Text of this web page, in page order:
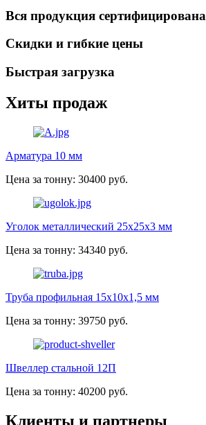
Вся продукция сертифицирована
Скидки и гибкие цены
Быстрая загрузка
Хиты продаж
Арматура 10 мм
Цена за тонну: 30400 руб.
Уголок металлический 25х25х3 мм
Цена за тонну: 34340 руб.
Труба профильная 15х10х1,5 мм
Цена за тонну: 39750 руб.
Швеллер стальной 12П
Цена за тонну: 40200 руб.
Клиенты и партнеры